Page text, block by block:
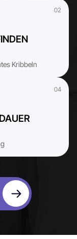
Kribbeln